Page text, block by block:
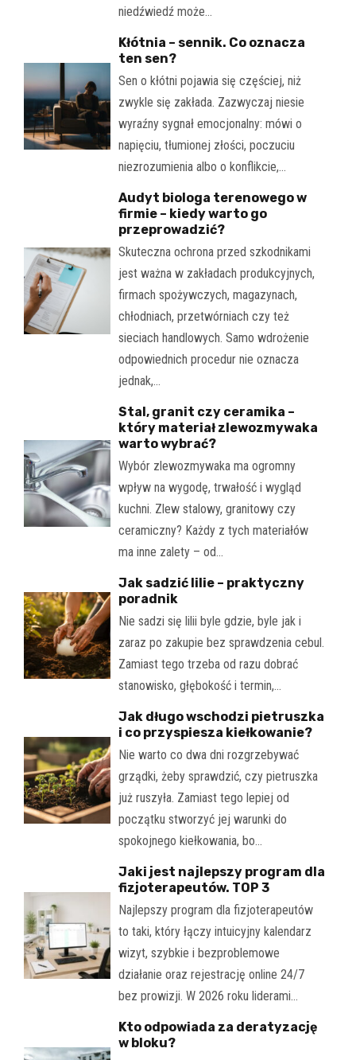
niedźwiedź może…
Kłótnia – sennik. Co oznacza
ten sen?
Sen o kłótni pojawia się częściej, niż
zwykle się zakłada. Zazwyczaj niesie
wyraźny sygnał emocjonalny: mówi o
napięciu, tłumionej złości, poczuciu
niezrozumienia albo o konflikcie,…
Audyt biologa terenowego w
firmie – kiedy warto go
przeprowadzić?
Skuteczna ochrona przed szkodnikami
jest ważna w zakładach produkcyjnych,
firmach spożywczych, magazynach,
chłodniach, przetwórniach czy też
sieciach handlowych. Samo wdrożenie
odpowiednich procedur nie oznacza
jednak,…
Stal, granit czy ceramika –
który materiał zlewozmywaka
warto wybrać?
Wybór zlewozmywaka ma ogromny
wpływ na wygodę, trwałość i wygląd
kuchni. Zlew stalowy, granitowy czy
ceramiczny? Każdy z tych materiałów
ma inne zalety – od…
Jak sadzić lilie – praktyczny
poradnik
Nie sadzi się lilii byle gdzie, byle jak i
zaraz po zakupie bez sprawdzenia cebul.
Zamiast tego trzeba od razu dobrać
stanowisko, głębokość i termin,…
Jak długo wschodzi pietruszka
i co przyspiesza kiełkowanie?
Nie warto co dwa dni rozgrzebywać
grządki, żeby sprawdzić, czy pietruszka
już ruszyła. Zamiast tego lepiej od
początku stworzyć jej warunki do
spokojnego kiełkowania, bo…
Jaki jest najlepszy program dla
fizjoterapeutów. TOP 3
Najlepszy program dla fizjoterapeutów
to taki, który łączy intuicyjny kalendarz
wizyt, szybkie i bezproblemowe
działanie oraz rejestrację online 24/7
bez prowizji. W 2026 roku liderami…
Kto odpowiada za deratyzację
w bloku?